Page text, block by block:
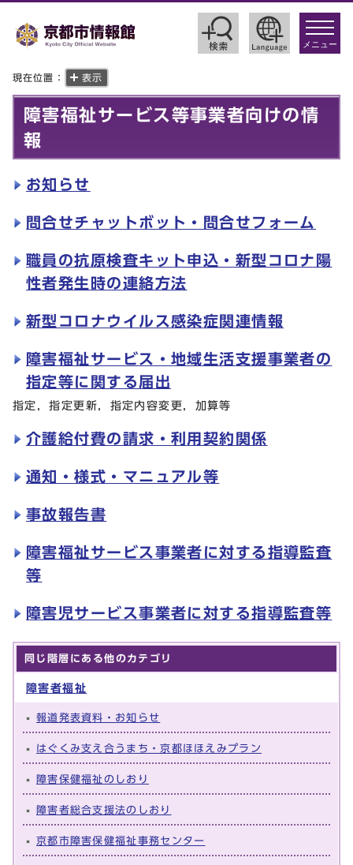
toggle
メニュー
現在位置： 表示
障害福祉サービス等事業者向けの情
報
お知らせ
問合せチャットボット・問合せフォーム
職員の抗原検査キット申込・新型コロナ陽
性者発生時の連絡方法
新型コロナウイルス感染症関連情報
障害福祉サービス・地域生活支援事業者の
指定等に関する届出
指定，指定更新，指定内容変更，加算等
介護給付費の請求・利用契約関係
通知・様式・マニュアル等
事故報告書
障害福祉サービス事業者に対する指導監査
等
障害児サービス事業者に対する指導監査等
同じ階層にある他のカテゴリ
障害者福祉
報道発表資料・お知らせ
はぐくみ支え合うまち・京都ほほえみプラン
障害保健福祉のしおり
障害者総合支援法のしおり
京都市障害保健福祉事務センター